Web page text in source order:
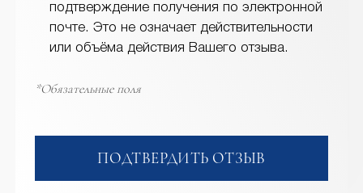
подтверждение получения по электронной
почте. Это не означает действительности
или объёма действия Вашего отзыва.
*Обязательные поля